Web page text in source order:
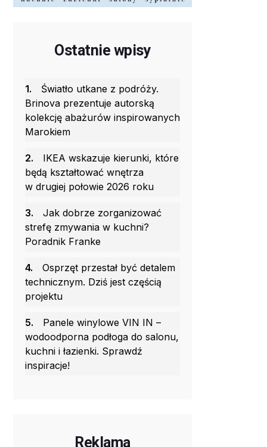
Ostatnie wpisy
1.
Światło utkane z podróży.
Brinova prezentuje autorską
kolekcję abażurów inspirowanych
Marokiem
2.
IKEA wskazuje kierunki, które
będą kształtować wnętrza
w drugiej połowie 2026 roku
3.
Jak dobrze zorganizować
strefę zmywania w kuchni?
Poradnik Franke
4.
Osprzęt przestał być detalem
technicznym. Dziś jest częścią
projektu
5.
Panele winylowe VIN IN –
wodoodporna podłoga do salonu,
kuchni i łazienki. Sprawdź
inspiracje!
Reklama